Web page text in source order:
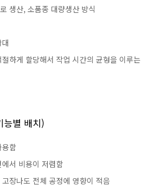
생산, 소품종 대량생산 방식
하게 할당해서 작업 시간의 균형을 이루는
능별 배치)
용함
서 비용이 저렴함
장나도 전체 공정에 영향이 적음